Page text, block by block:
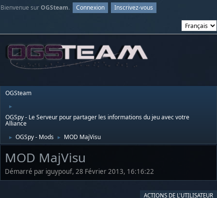
Bienvenue surOGSteam. Connexion Inscrivez-vous
OGSteam
►
OGSpy - Le Serveur pour partager les informations du jeu avec votre
Alliance
► OGSpy - Mods ► MOD MajVisu
MOD MajVisu
Démarré par iguypouf, 28 Février 2013, 16:16:22
ACTIONS DE L'UTILISATEUR